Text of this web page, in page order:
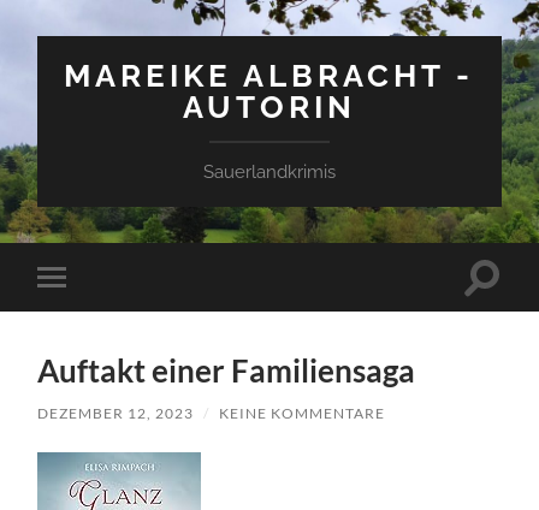
MAREIKE ALBRACHT -
AUTORIN
Sauerlandkrimis
Mobile-
Menü
Auftakt einer Familiensaga
DEZEMBER 12, 2023 / KEINE KOMMENTARE